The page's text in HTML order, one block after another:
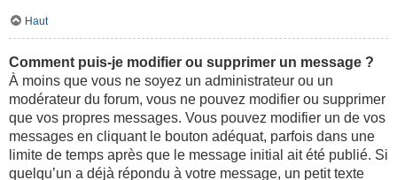
Haut
Comment puis-je modifier ou supprimer un message ?
À moins que vous ne soyez un administrateur ou un
modérateur du forum, vous ne pouvez modifier ou supprimer
que vos propres messages. Vous pouvez modifier un de vos
messages en cliquant le bouton adéquat, parfois dans une
limite de temps après que le message initial ait été publié. Si
quelqu’un a déjà répondu à votre message, un petit texte